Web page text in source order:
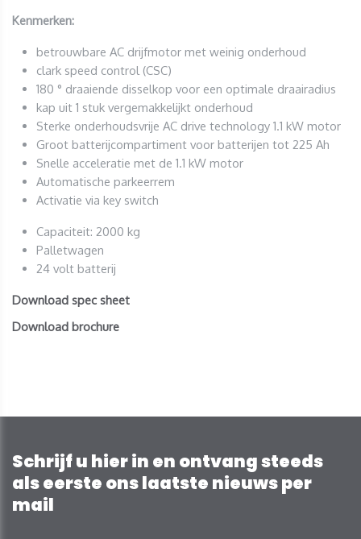
Kenmerken:
betrouwbare AC drijfmotor met weinig onderhoud
clark speed control (CSC)
180 ° draaiende disselkop voor een optimale draairadius
kap uit 1 stuk vergemakkelijkt onderhoud
Sterke onderhoudsvrije AC drive technology 1.1 kW motor
Groot batterijcompartiment voor batterijen tot 225 Ah
Snelle acceleratie met de 1.1 kW motor
Automatische parkeerrem
Activatie via key switch
Capaciteit: 2000 kg
Palletwagen
24 volt batterij
Download spec sheet
Download brochure
Schrijf u hier in en ontvang steeds
als eerste ons laatste nieuws per
mail